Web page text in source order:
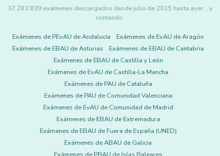
37.283.839 exámenes descargados desde julio de 2015 hasta ayer... y
contando.
Exámenes de PEvAU de Andalucía
Exámenes de EvAU de Aragón
Exámenes de EBAU de Asturias
Exámenes de EBAU de Cantabria
Exámenes de EBAU de Castilla y León
Exámenes de EvAU de Castilla-La Mancha
Exámenes de PAU de Cataluña
Exámenes de PAU de Comunidad Valenciana
Exámenes de EvAU de Comunidad de Madrid
Exámenes de EBAU de Extremadura
Exámenes de EBAU de Fuera de España (UNED)
Exámenes de ABAU de Galicia